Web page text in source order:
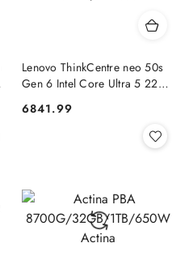
Lenovo ThinkCentre neo 50s
Gen 6 Intel Core Ultra 5 225
SSD Windows 11 Pro SFF PC
Cena:
6841.99